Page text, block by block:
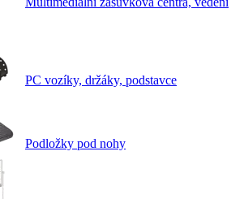
PC vozíky, držáky, podstavce
Podložky pod nohy